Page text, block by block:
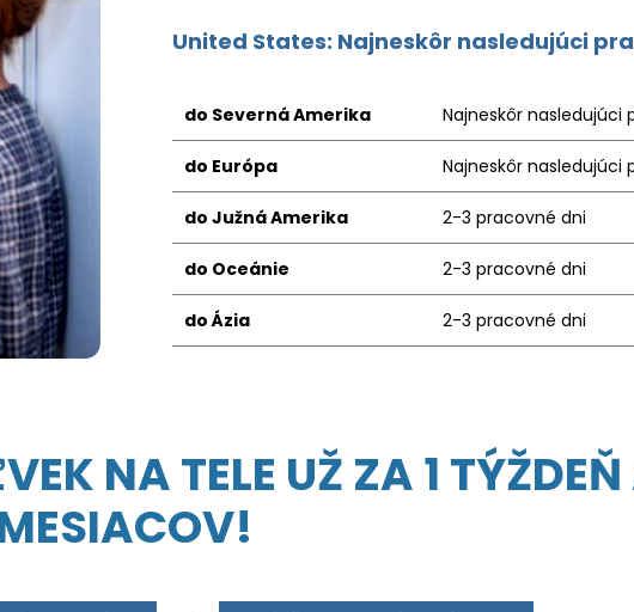
United States: Najneskôr nasledujúci
do Severná Amerika Najneskôr nasledujúci
do Európa Najneskôr nasledujúci
do Južná Amerika 2-3 pracovné dni
do Oceánie 2-3 pracovné dni
do Ázia 2-3 pracovné dni
NA TELE UŽ ZA 1 TÝŽDEŇ